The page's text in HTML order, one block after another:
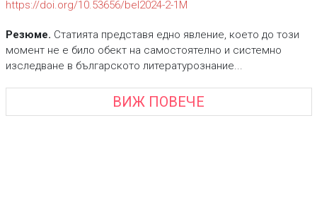
https://doi.org/10.53656/bel2024-2-1М
Резюме. Статията представя едно явление, което до този
момент не е било обект на самостоятелно и системно
изследване в българското литературознание...
ВИЖ ПОВЕЧЕ